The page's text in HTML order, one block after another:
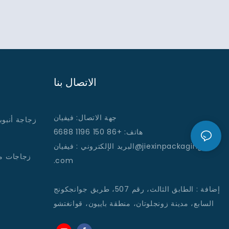
زجاجة
زجاجات
الاتصال بنا
جهة الاتصال: فيفيان
هاتف: +86 150 1196 6688
البريد الإلكتروني: فيفيان@jiexinpackaging
.com
إضافة :
الطابق الثالث، رقم 507، طريق جوانجكونج
السابع، مدينة زونجلوتان، منطقة باييون، قوانغتشو